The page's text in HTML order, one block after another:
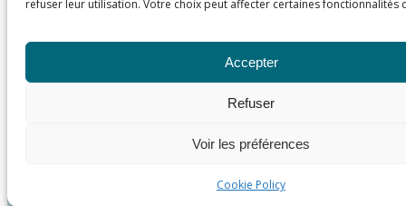
refuser leur utilisation. Votre choix peut affecter certaines fonctionnalités
Accepter
Refuser
Voir les préférences
Cookie Policy